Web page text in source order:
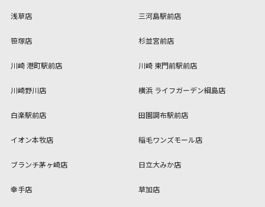
浅草店 三河島駅前店
笹塚店 杉並宮前店
川崎 港町駅前店 川崎 東門前駅前店
川崎野川店 横浜 ライフガーデン綱島店
白楽駅前店 田園調布駅前店
イオン本牧店 稲毛ワンズモール店
ブランチ茅ヶ崎店 日立大みか店
幸手店 草加店